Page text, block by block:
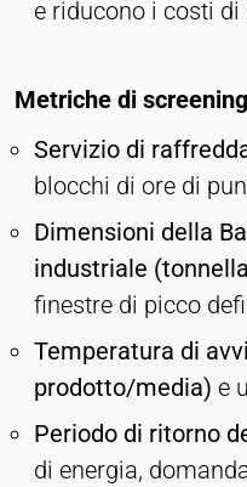
e riducono i costi di
Metriche di
Servizio di
blocchi di ore di
Dimensioni della
industriale
finestre di picco
Temperatura di
prodotto/media) e
Periodo di ritorno
di energia,